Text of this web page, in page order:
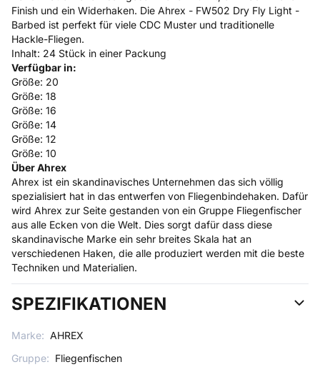
Finish und ein Widerhaken. Die Ahrex - FW502 Dry Fly Light -
Barbed ist perfekt für viele CDC Muster und traditionelle
Hackle-Fliegen.
Inhalt: 24 Stück in einer Packung
Verfügbar in:
Größe: 20
Größe: 18
Größe: 16
Größe: 14
Größe: 12
Größe: 10
Über Ahrex
Ahrex ist ein skandinavisches Unternehmen das sich völlig
spezialisiert hat in das entwerfen von Fliegenbindehaken. Dafür
wird Ahrex zur Seite gestanden von ein Gruppe Fliegenfischer
aus alle Ecken von die Welt. Dies sorgt dafür dass diese
skandinavische Marke ein sehr breites Skala hat an
verschiedenen Haken, die alle produziert werden mit die beste
Techniken und Materialien.
SPEZIFIKATIONEN
Marke: AHREX
Gruppe: Fliegenfischen